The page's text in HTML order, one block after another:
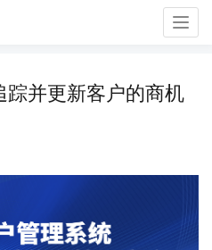
并更新客户的商机